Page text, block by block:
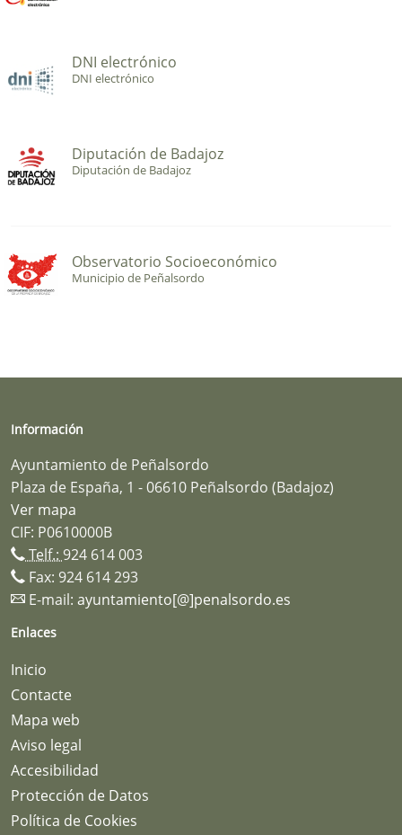
DNI electrónico
DNI electrónico
Diputación de Badajoz
Diputación de Badajoz
Observatorio Socioeconómico
Municipio de Peñalsordo
Información
Ayuntamiento de Peñalsordo
Plaza de España, 1 - 06610 Peñalsordo (Badajoz)
Ver mapa
CIF: P0610000B
Telf.: 924 614 003
Fax: 924 614 293
E-mail: ayuntamiento[@]penalsordo.es
Enlaces
Inicio
Contacte
Mapa web
Aviso legal
Accesibilidad
Protección de Datos
Política de Cookies